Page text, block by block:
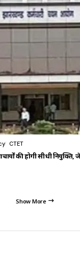
CTET
की होगी सीधी नियुक्ति,
Show More